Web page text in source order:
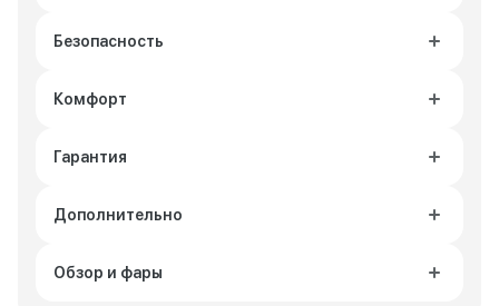
Безопасность
Комфорт
Гарантия
Дополнительно
Обзор и фары